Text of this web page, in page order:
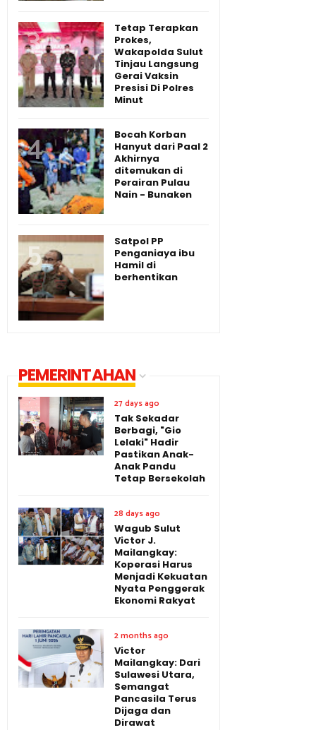
Tetap Terapkan
Prokes,
Wakapolda Sulut
Tinjau Langsung
Gerai Vaksin
Presisi Di Polres
Minut
Bocah Korban
Hanyut dari Paal 2
Akhirnya
ditemukan di
Perairan Pulau
Nain - Bunaken
Satpol PP
Penganiaya ibu
Hamil di
berhentikan
PEMERINTAHAN
27 days ago
Tak Sekadar
Berbagi, "Gio
Lelaki" Hadir
Pastikan Anak-
Anak Pandu
Tetap Bersekolah
28 days ago
Wagub Sulut
Victor J.
Mailangkay:
Koperasi Harus
Menjadi Kekuatan
Nyata Penggerak
Ekonomi Rakyat
2 months ago
Victor
Mailangkay: Dari
Sulawesi Utara,
Semangat
Pancasila Terus
Dijaga dan
Dirawat